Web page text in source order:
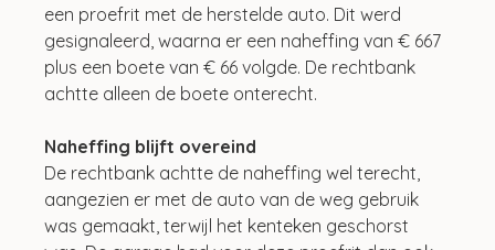
een proefrit met de herstelde auto. Dit werd
gesignaleerd, waarna er een naheffing van € 667
plus een boete van € 66 volgde. De rechtbank
achtte alleen de boete onterecht.
Naheffing blijft overeind
De rechtbank achtte de naheffing wel terecht,
aangezien er met de auto van de weg gebruik
was gemaakt, terwijl het kenteken geschorst